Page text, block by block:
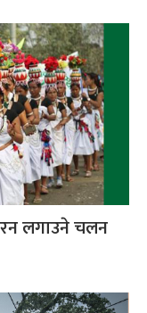
लगाउने चलन